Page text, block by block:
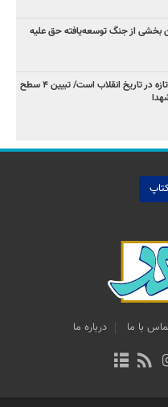
بخشی از جنگ توسعه‌یافته حق علیه
شهادت قائد امت آغاز مسیری تازه در تاریخ انقلاب است/ تبیین ۴ سطح
با ما درباره ما